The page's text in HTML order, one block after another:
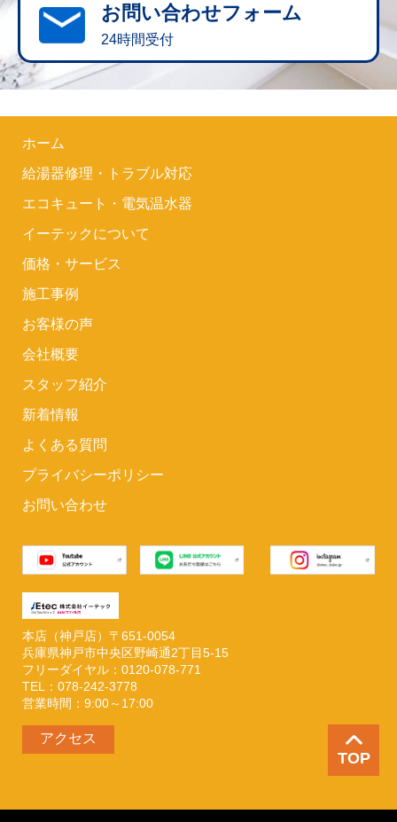
お問い合わせフォーム
24時間受付
TOP
本店（神戸店）〒651-0054
兵庫県神戸市中央区野崎通2丁目5-15
フリーダイヤル：0120-078-771
TEL：078-242-3778
営業時間：9:00～17:00
アクセス
ホーム
給湯器修理・トラブル対応
エコキュート・電気温水器
イーテックについて
価格・サービス
施工事例
お客様の声
会社概要
スタッフ紹介
新着情報
よくある質問
プライバシーポリシー
お問い合わせ